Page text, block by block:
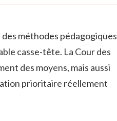
méthodes pédagogiques
casse-tête. La Cour des
des moyens, mais aussi
prioritaire réellement